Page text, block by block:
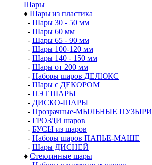
Шары
♦ Шары из пластика
- Шары 30 - 50 мм
- Шары 60 мм
- Шары 65 - 90 мм
- Шары 100-120 мм
- Шары 140 - 150 мм
- Шары от 200 мм
- Наборы шаров ДЕЛЮКС
- Шары с ДЕКОРОМ
- ПЭТ ШАРЫ
- ДИСКО-ШАРЫ
- Прозрачные-МЫЛЬНЫЕ ПУЗЫРИ
- ГРОЗДИ шаров
- БУСЫ из шаров
- Наборы шаров ПАПЬЕ-МАШЕ
- Шары ДИСНЕЙ
♦ Стеклянные шары